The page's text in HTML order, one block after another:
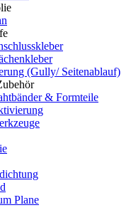
(Gully/ Seitenablauf)
& Formteile
Plane